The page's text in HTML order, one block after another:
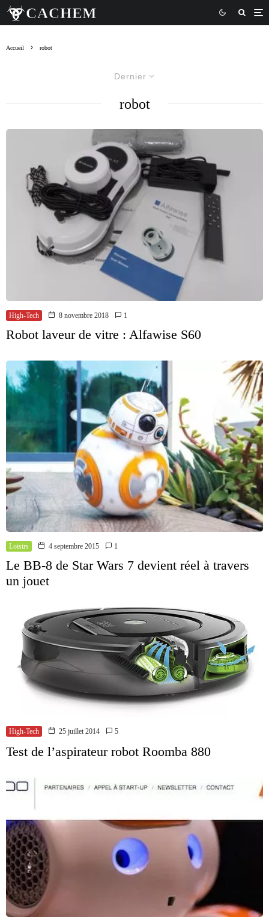
Accueil robot
Dernier
robot
High-Tech 8 novembre 2018 1
Robot laveur de vitre : Alfawise S60
Loisirs 4 septembre 2015 1
Le BB-8 de Star Wars 7 devient réel à travers
un jouet
High-Tech 25 juillet 2014 5
Test de l’aspirateur robot Roomba 880